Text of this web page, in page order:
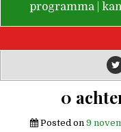
programma
0
Posted on 9